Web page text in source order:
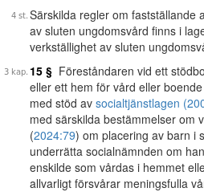
Särskilda regler om fastställande
av sluten ungdomsvård finns i
verkställighet av sluten
15 § Föreståndaren vid ett
eller ett hem för vård eller
med stöd av socialtjänstlagen
med särskilda bestämmelser om
(2024:79) om placering av barn i
underrätta socialnämnden om
enskilde som vårdas i hemmet
allvarligt försvårar meningsfulla